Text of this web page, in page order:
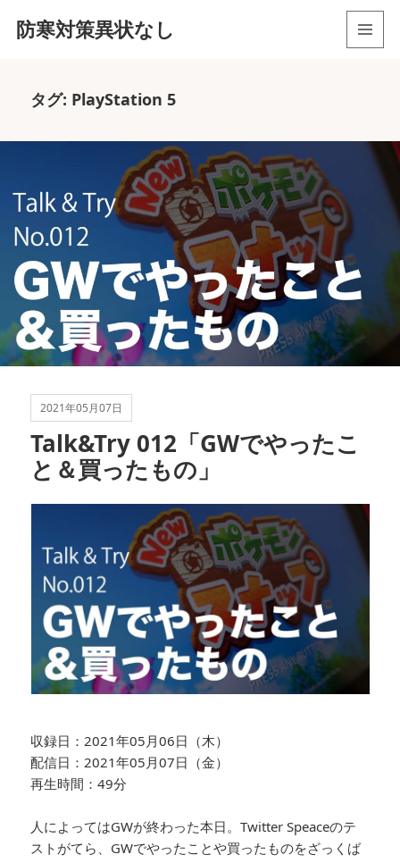
防寒対策異状なし
タグ: PlayStation 5
2021年05月07日
Talk&Try 012「GWでやったこ
と＆買ったもの」
収録日：2021年05月06日（木）
配信日：2021年05月07日（金）
再生時間：49分
人によってはGWが終わった本日。Twitter Speaceのテ
ストがてら、GWでやったことや買ったものをざっくば